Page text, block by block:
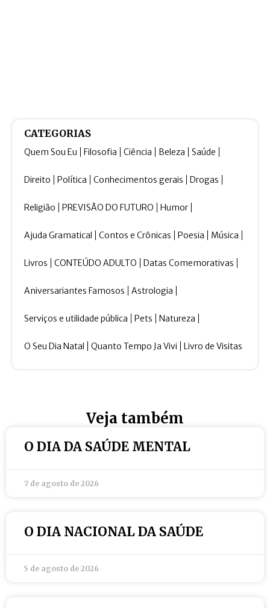
CATEGORIAS
Quem Sou Eu Filosofia Ciência Beleza Saúde
Direito Política Conhecimentos gerais Drogas
Religião PREVISÃO DO FUTURO Humor
Ajuda Gramatical Contos e Crônicas Poesia Música
Livros CONTEÚDO ADULTO Datas Comemorativas
Aniversariantes Famosos Astrologia
Serviços e utilidade pública Pets Natureza
O Seu Dia Natal Quanto Tempo Ja Vivi Livro de Visitas
Veja também
O DIA DA SAÚDE MENTAL
7 de agosto de 2026
O DIA NACIONAL DA SAÚDE
5 de agosto de 2026